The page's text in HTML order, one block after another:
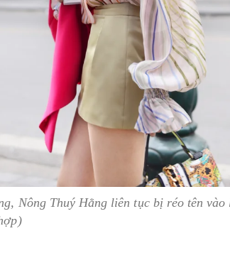
Nông Thuý Hằng liên tục bị réo tên vào